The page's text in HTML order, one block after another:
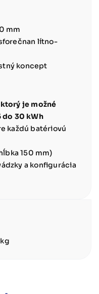
mm
lítno-
koncept
je možné
30 kWh
každú batériovú
150 mm)
a konfigurácia